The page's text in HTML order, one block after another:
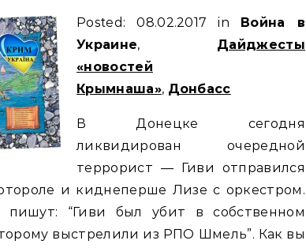
Posted: 08.02.2017 in Война в
Украине, Дайджесты
«новостей
Крымнаша», Донбасс
В Донецке сегодня
ликвидирован очередной
террорист — Гиви отправился
и киднеперше Лизе с оркестром.
пишут: “Гиви был убит в собственном
выстрелили из РПО Шмель”. Как вы